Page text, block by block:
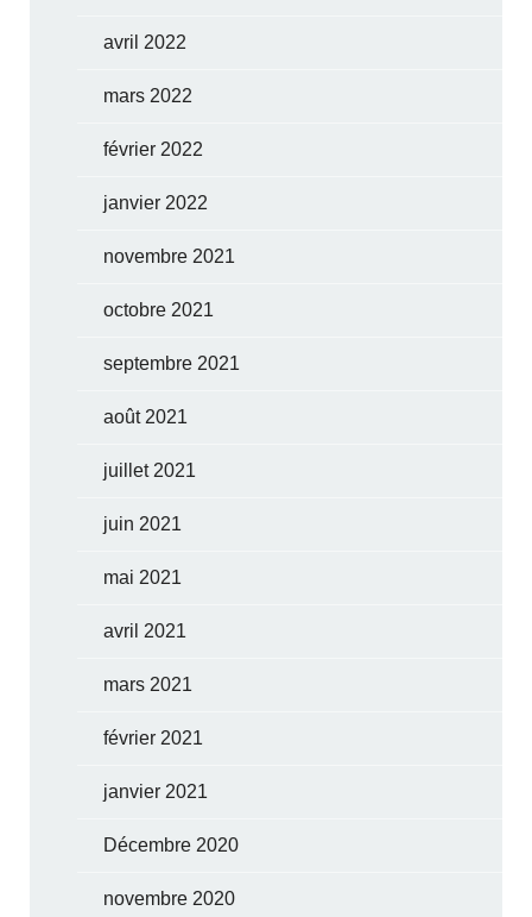
avril 2022
mars 2022
février 2022
janvier 2022
novembre 2021
octobre 2021
septembre 2021
août 2021
juillet 2021
juin 2021
mai 2021
avril 2021
mars 2021
février 2021
janvier 2021
Décembre 2020
novembre 2020